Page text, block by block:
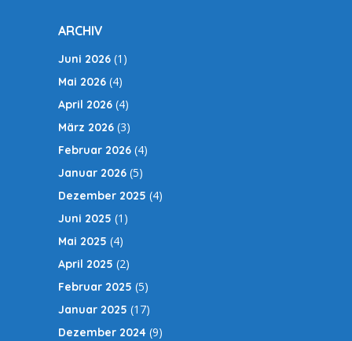
ARCHIV
Juni 2026 (1)
Mai 2026 (4)
April 2026 (4)
März 2026 (3)
Februar 2026 (4)
Januar 2026 (5)
Dezember 2025 (4)
Juni 2025 (1)
Mai 2025 (4)
April 2025 (2)
Februar 2025 (5)
Januar 2025 (17)
Dezember 2024 (9)